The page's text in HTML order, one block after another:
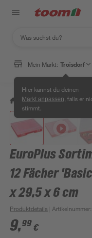
Mein Markt: Troisdorf
Hier kannst du deinen
Markt anpassen , falls er
stimmt.
/ Werkstatt & Maschinen
EuroPlus
12 Fächer
x 29,5 x 6 cm
Produktdetails | Artikelnummer:
9,99 €